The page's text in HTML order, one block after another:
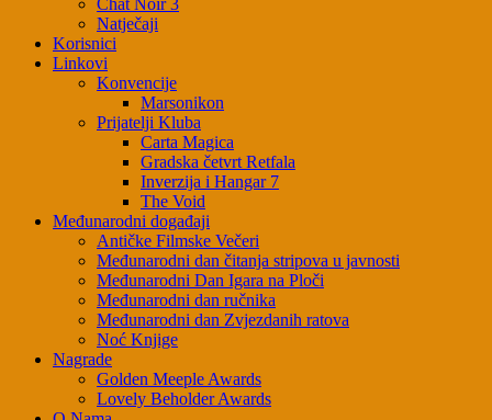
Chat Noir 3
Natječaji
Korisnici
Linkovi
Konvencije
Marsonikon
Prijatelji Kluba
Carta Magica
Gradska četvrt Retfala
Inverzija i Hangar 7
The Void
Međunarodni događaji
Antičke Filmske Večeri
Međunarodni dan čitanja stripova u javnosti
Međunarodni Dan Igara na Ploči
Međunarodni dan ručnika
Međunarodni dan Zvjezdanih ratova
Noć Knjige
Nagrade
Golden Meeple Awards
Lovely Beholder Awards